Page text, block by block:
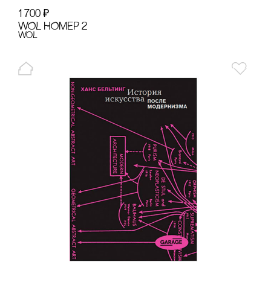
1 700 ₽
WOL НОМЕР 2
WoL